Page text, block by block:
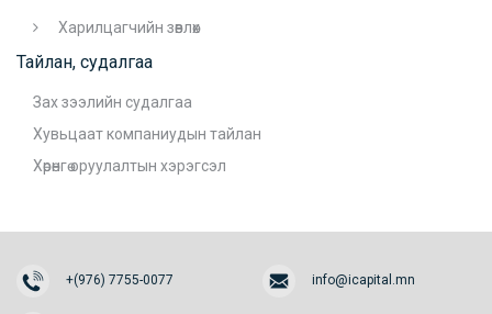
Харилцагчийн зөвлөх
Тайлан, судалгаа
Зах зээлийн судалгаа
Хувьцаат компаниудын тайлан
Хөрөнгө оруулалтын хэрэгсэл
+(976) 7755-0077 info@icapital.mn